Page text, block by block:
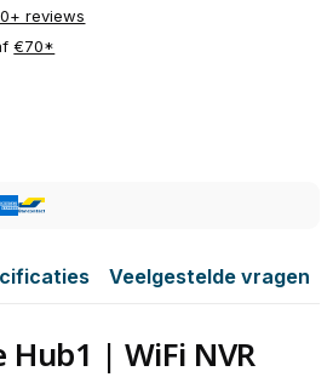
reviews
€70*
Veelgestelde vragen
Hub1 | WiFi NVR